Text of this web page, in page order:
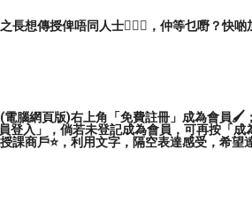
長想傳授俾唔同人士🙋🏻‍♂️，仲等乜嘢？快啲
電腦網頁版)右上角「免費註冊」成為會員🖌️
登入」，倘若未登記成為會員，可再按「成
課商戶⭐️，利用文字，隔空表達感受，希望